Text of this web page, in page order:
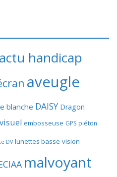
actu handicap
aveugle
blanche DAISY Dragon
embosseuse GPS piéton
DV lunettes basse-vision
malvoyant